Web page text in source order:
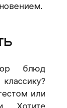
блюд
или